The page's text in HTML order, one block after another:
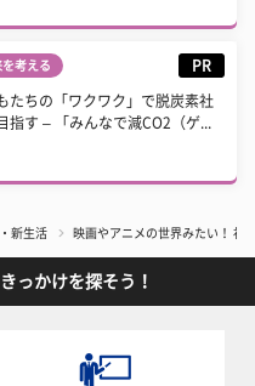
を考える PR
たちの「ワクワク」で脱炭素社
指す – 「みんなで減CO2（ゲ...
新生活 映画やアニメの世界みたい！ 初
っかけを探そう！